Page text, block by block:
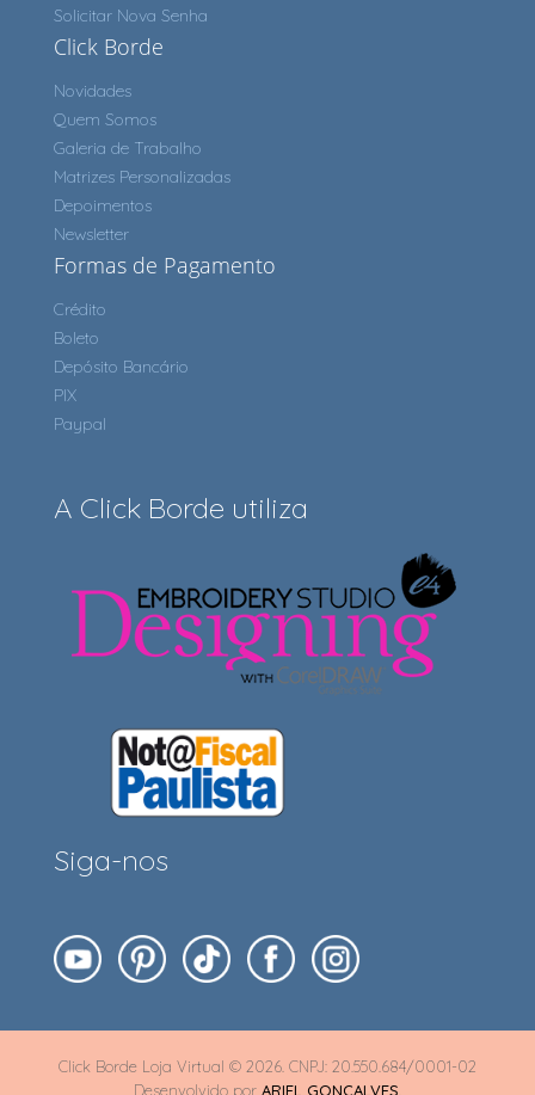
Solicitar Nova Senha
Click Borde
Novidades
Quem Somos
Galeria de Trabalho
Matrizes Personalizadas
Depoimentos
Newsletter
Formas de Pagamento
Crédito
Boleto
Depósito Bancário
PIX
Paypal
A Click Borde utiliza
Siga-nos
Click Borde Loja Virtual © 2026. CNPJ: 20.550.684/0001-02
Desenvolvido por ARIEL GONÇALVES